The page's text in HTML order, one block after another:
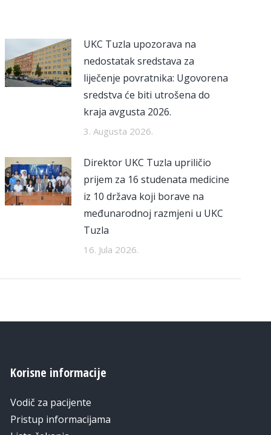
UKC Tuzla upozorava na
nedostatak sredstava za
liječenje povratnika: Ugovorena
sredstva će biti utrošena do
kraja avgusta 2026.
3. Augusta 2026.
Direktor UKC Tuzla upriličio
prijem za 16 studenata medicine
iz 10 država koji borave na
međunarodnoj razmjeni u UKC
Tuzla
16. Jula 2026.
Korisne informacije
Vodič za pacijente
Pristup informacijama